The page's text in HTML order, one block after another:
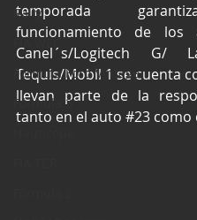
Rally
FIA WEC
Fórmula Ford Vintage
Fórmula 3
temporada
funcionamiento de los
Canel´s/Logitech G/
Tequis/Mobil 1 se cuenta
llevan parte de la
tanto en el auto #23 como